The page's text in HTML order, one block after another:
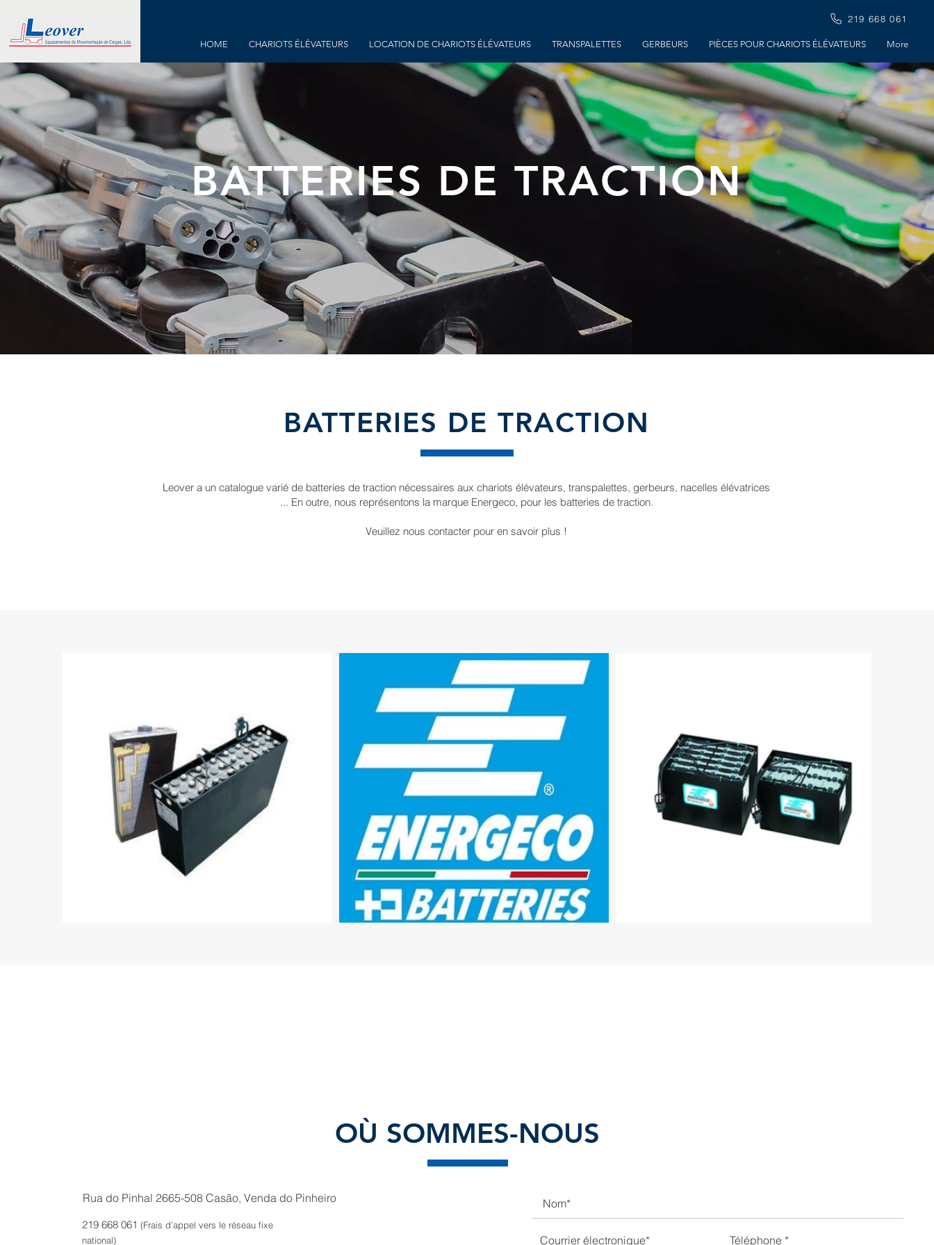
219 668 061
HOME CHARIOTS ÉLÉVATEURS LOCATION DE CHARIOTS ÉLÉVATEURS TRANSPALETTES GERBEURS PIÈCES POUR CHARIOTS ÉLÉVATEURS More
BATTERIES DE TRACTION
BATTERIES DE TRACTION
Leover a un catalogue varié de batteries de traction nécessaires aux chariots élévateurs, transpalettes, gerbeurs, nacelles élévatrices
... En outre, nous représentons la marque Energeco, pour les batteries de traction.
Veuillez nous contacter pour en savoir plus !
OÙ SOMMES-NOUS
Rua do Pinhal 2665-508 Casão, Venda do Pinheiro
219 668 061 (Frais d’appel vers le réseau fixe
national)